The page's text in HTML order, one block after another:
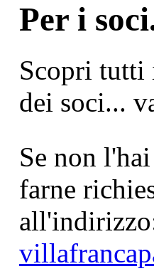
Per i
Scopri tutti
dei soci...
Se non
farne